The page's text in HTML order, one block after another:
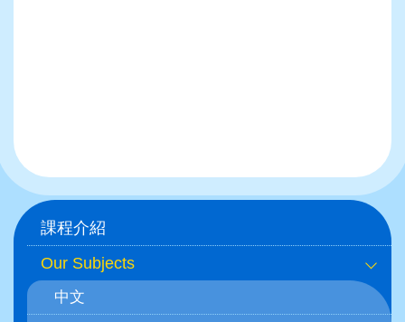
Main
navigation
(學
科)
課程介紹
Our Subjects
中文